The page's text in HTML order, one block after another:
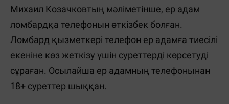
Михаил Козачковтың мәліметінше, ер адам
ломбардқа телефонын өткізбек болған.
Ломбард қызметкері телефон ер адамға тиесілі
екеніне көз жеткізу үшін суреттерді көрсетуді
сұраған. Осылайша ер адамның телефонынан
18+ суреттер шыққан.